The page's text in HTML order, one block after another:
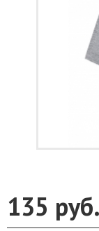
135 руб.